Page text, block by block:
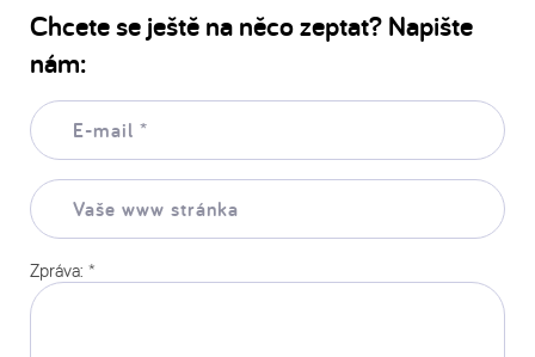
Chcete se ještě na něco zeptat? Napište
nám:
E-
mail:
Vaše
www
stránka:
Zpráva: *